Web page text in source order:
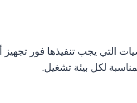
التي يجب تنفيذها فور
لكل بيئة تشغيل.